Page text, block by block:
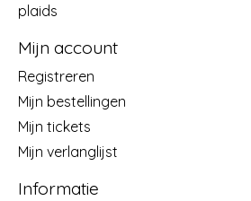
plaids
Mijn account
Registreren
Mijn bestellingen
Mijn tickets
Mijn verlanglijst
Informatie